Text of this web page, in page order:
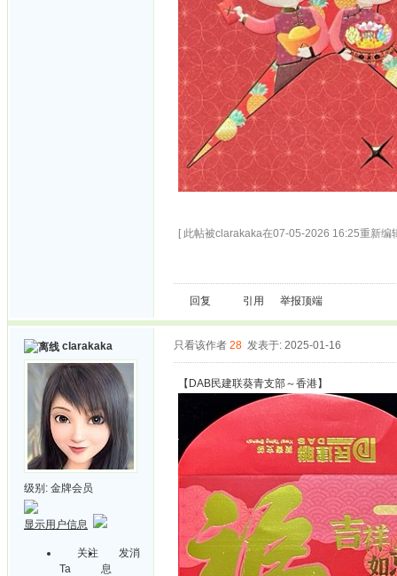
[ 此帖被clarakaka在07-05-2026 16:25重新编
回复 引用 举报顶端
clarakaka
级别: 金牌会员
显示用户信息
关注
Ta
发消
息
只看该作者 28 发表于: 2025-01-16
【DAB民建联葵青支部～香港】